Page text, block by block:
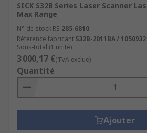
SICK S32B Series Laser Scanner
Max Range
N° de stock RS 285-6810
Référence fabricant S32B-2011BA / 1050932
Sous-total (1 unité)
3 000,17 €(TVA exclue)
Quantité
Ajouter